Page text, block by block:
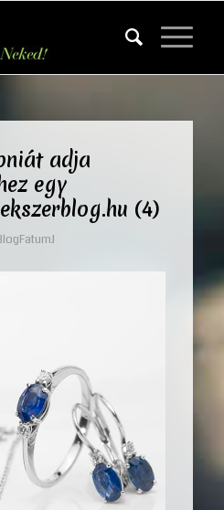
adja
egy
(4)